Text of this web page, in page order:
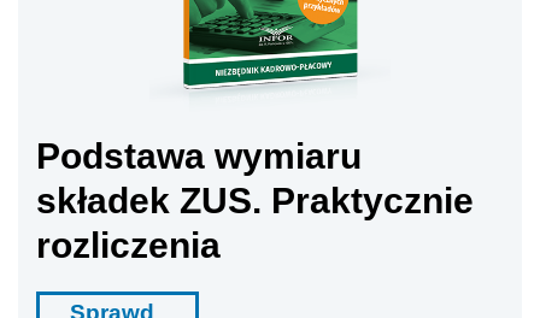
Podstawa wymiaru
składek ZUS. Praktycznie
rozliczenia